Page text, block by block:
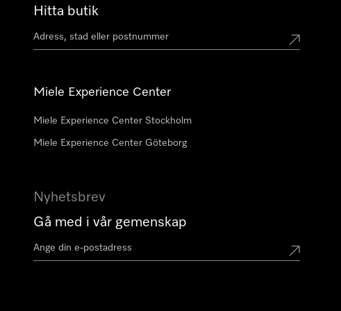
Hitta butik
Miele Experience Center
Miele Experience Center Stockholm
Miele Experience Center Göteborg
Nyhetsbrev
Gå med i vår gemenskap